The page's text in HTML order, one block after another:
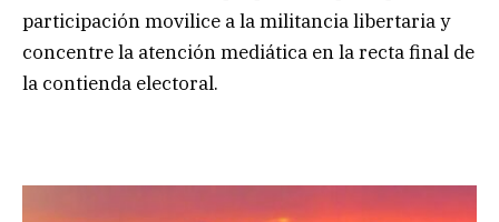
participación movilice a la militancia libertaria y
concentre la atención mediática en la recta final de
la contienda electoral.